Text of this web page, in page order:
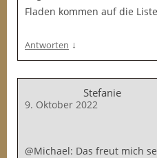
Fladen kommen auf die
Antworten ↓
Stefanie
9. Oktober 2022
@Michael: Das freut mich